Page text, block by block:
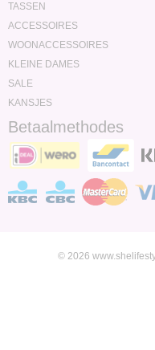
TASSEN
ACCESSOIRES
WOONACCESSOIRES
KLEINE DAMES
SALE
KANSJES
Betaalmethodes
© 2026